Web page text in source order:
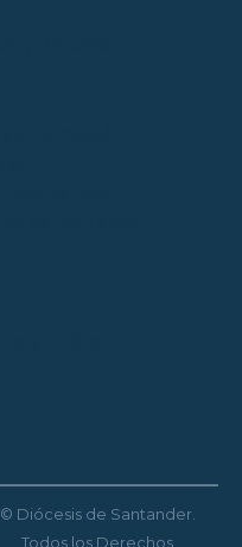
© Diócesis de Santander.
Todos los Derechos